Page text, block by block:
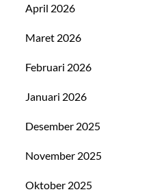
April 2026
Maret 2026
Februari 2026
Januari 2026
Desember 2025
November 2025
Oktober 2025